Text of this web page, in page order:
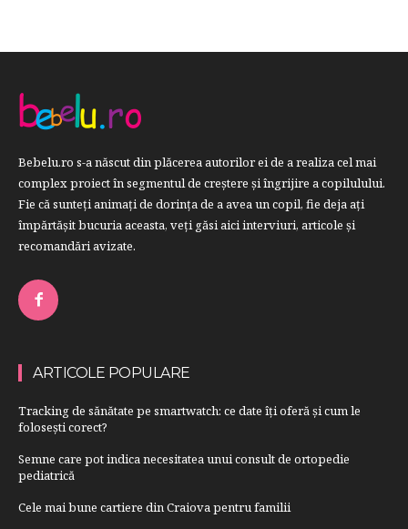
Bebelu.ro s-a născut din plăcerea autorilor ei de a realiza cel mai
complex proiect în segmentul de creştere şi îngrijire a copilulului.
Fie că sunteţi animaţi de dorinţa de a avea un copil, fie deja aţi
împărtăşit bucuria aceasta, veți găsi aici interviuri, articole şi
recomandări avizate.
ARTICOLE POPULARE
Tracking de sănătate pe smartwatch: ce date îți oferă și cum le
folosești corect?
Semne care pot indica necesitatea unui consult de ortopedie
pediatrică
Cele mai bune cartiere din Craiova pentru familii